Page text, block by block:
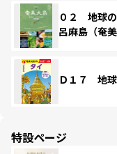
０２ 地球
呂麻島（奄
Ｄ１７ 地
特設ページ